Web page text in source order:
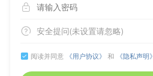

 安全提问(未设置请忽略)
 阅读并同意 《用户协议》 和 《隐私声明》